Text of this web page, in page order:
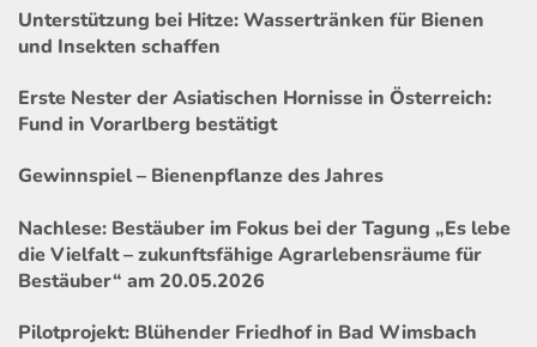
Unterstützung bei Hitze: Wassertränken für Bienen
und Insekten schaffen
Erste Nester der Asiatischen Hornisse in Österreich:
Fund in Vorarlberg bestätigt
Gewinnspiel – Bienenpflanze des Jahres
Nachlese: Bestäuber im Fokus bei der Tagung „Es lebe
die Vielfalt – zukunftsfähige Agrarlebensräume für
Bestäuber“ am 20.05.2026
Pilotprojekt: Blühender Friedhof in Bad Wimsbach